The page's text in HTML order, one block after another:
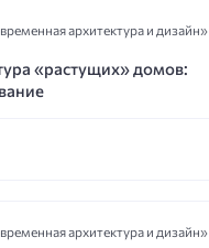
архитектура и дизайн»
«растущих» домов:
архитектура и дизайн»